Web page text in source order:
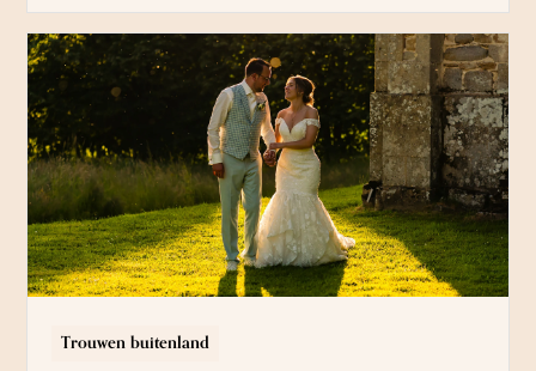
Trouwen buitenland